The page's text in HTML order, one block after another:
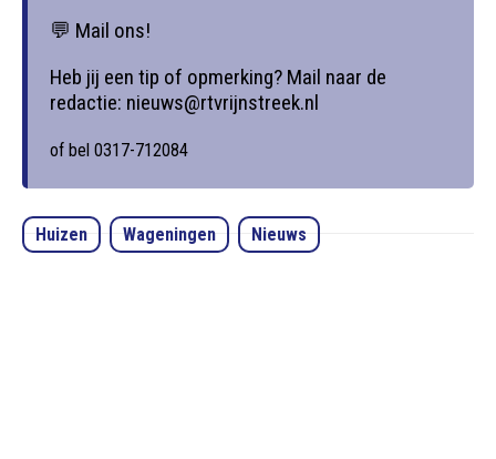
💬 Mail ons!
Heb jij een tip of opmerking? Mail naar de
redactie: nieuws@rtvrijnstreek.nl
of bel 0317-712084
Huizen Wageningen Nieuws